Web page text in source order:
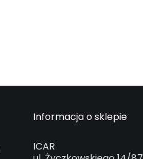
Informacja o sklepie
ICAR